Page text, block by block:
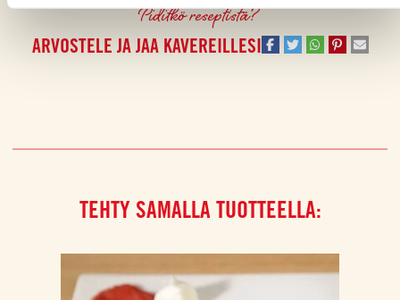
Piditkö reseptistä?
ARVOSTELE JA JAA KAVEREILLESI
TEHTY SAMALLA TUOTTEELLA: